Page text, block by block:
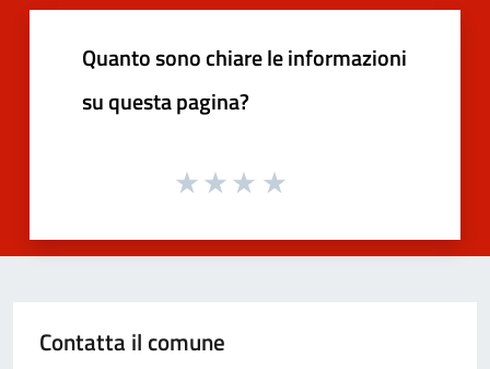
Quanto sono chiare le informazioni
su questa pagina?
Contatta il comune